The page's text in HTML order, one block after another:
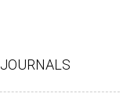
JOURNALS